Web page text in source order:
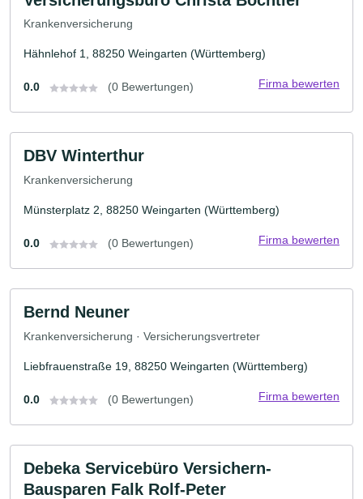
Krankenversicherung
Hähnlehof 1, 88250 Weingarten (Württemberg)
0.0 (0 Bewertungen) Firma bewerten
DBV Winterthur
Krankenversicherung
Münsterplatz 2, 88250 Weingarten (Württemberg)
0.0 (0 Bewertungen) Firma bewerten
Bernd Neuner
Krankenversicherung · Versicherungsvertreter
Liebfrauenstraße 19, 88250 Weingarten (Württemberg)
0.0 (0 Bewertungen) Firma bewerten
Debeka Servicebüro Versichern-
Bausparen Falk Rolf-Peter